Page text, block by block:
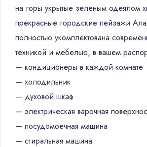
на горы укрытые зеленым одеялом
прекрасные городские пейзажи
полностью укомплектована
техникой и мебелью, в вашем
— кондиционеры в каждой комнате
— холодильник
— духовой шкаф
— электрическая варочная
— посудомоечная машина
— стиральная машина